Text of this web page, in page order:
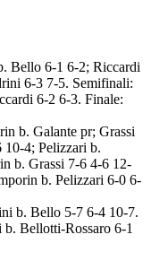
Bello 6-1 6-2; Riccardi
6-3 7-5. Semifinali:
6-2 6-3. Finale:
b. Galante pr; Grassi
4; Pelizzari b.
b. Grassi 7-6 4-6 12-
b. Pelizzari 6-0 6-
b. Bello 5-7 6-4 10-7.
Bellotti-Rossaro 6-1